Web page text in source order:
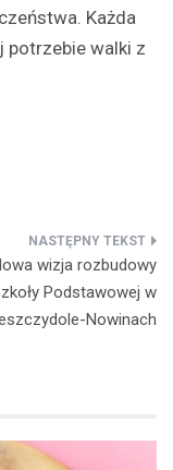
Każda
potrzebie walki z
wizja rozbudowy
Podstawowej w
Nowinach